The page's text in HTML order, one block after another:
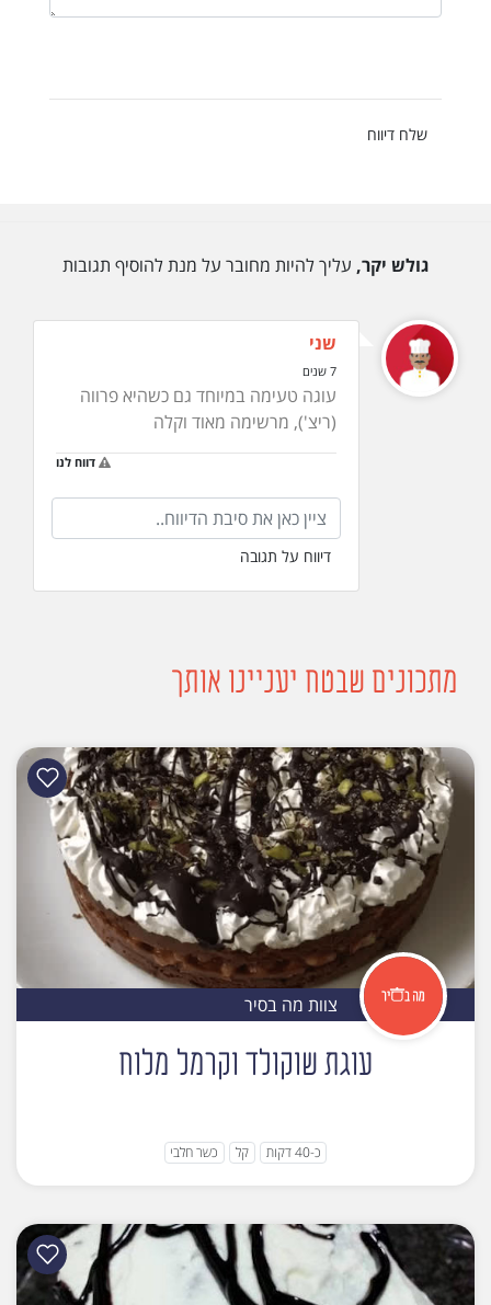
שלח דיווח
גולש יקר, עליך להיות מחובר על מנת להוסיף תגובות
שני
7 שנים
עוגה טעימה במיוחד גם כשהיא פרווה
(ריצ'), מרשימה מאוד וקלה
דווח לנו
דיווח על תגובה
מתכונים שבטח יעניינו אותך
צוות מה בסיר
עוגת שוקולד וקרמל מלוח
כ-40 דקות קל כשר חלבי